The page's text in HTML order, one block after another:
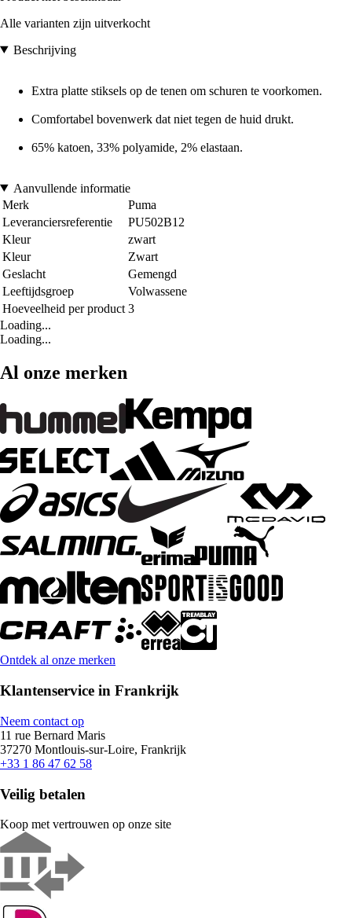
Alle varianten zijn uitverkocht
Beschrijving
Extra platte stiksels op de tenen om schuren te voorkomen.
Comfortabel bovenwerk dat niet tegen de huid drukt.
65% katoen, 33% polyamide, 2% elastaan.
Aanvullende informatie
Merk
Puma
Leveranciersreferentie
PU502B12
Kleur
zwart
Kleur
Zwart
Geslacht
Gemengd
Leeftijdsgroep
Volwassene
Hoeveelheid per product 3
Loading...
Loading...
Al onze merken
Ontdek al onze merken
Klantenservice in Frankrijk
Neem contact op
11 rue Bernard Maris
37270 Montlouis-sur-Loire, Frankrijk
+33 1 86 47 62 58
Veilig betalen
Koop met vertrouwen op onze site